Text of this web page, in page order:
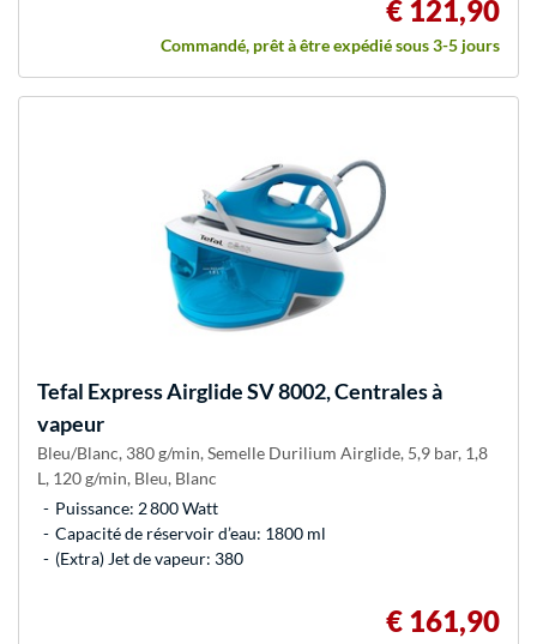
€ 121,90
Commandé, prêt à être expédié sous 3-5 jours
Tefal Express Airglide SV 8002, Centrales à
vapeur
Bleu/Blanc, 380 g/min, Semelle Durilium Airglide, 5,9 bar, 1,8
L, 120 g/min, Bleu, Blanc
Puissance: 2 800 Watt
Capacité de réservoir d’eau: 1800 ml
(Extra) Jet de vapeur: 380
€ 161,90